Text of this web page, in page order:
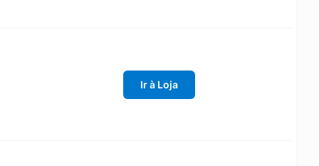
Ir à Loja